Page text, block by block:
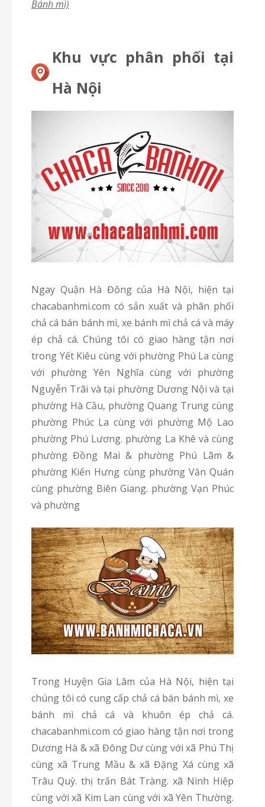
Bánh mì)
Khu vực phân phối tại
Hà Nội
Ngay Quận Hà Đông của Hà Nội, hiện tại
chacabanhmi.com có sản xuất và phân phối
chả cá bán bánh mì, xe bánh mì chả cá và máy
ép chả cá. Chúng tôi có giao hàng tận nơi
trong Yết Kiêu cùng với phường Phú La cùng
với phường Yên Nghĩa cùng với phường
Nguyễn Trãi và tại phường Dương Nội và tại
phường Hà Cầu, phường Quang Trung cùng
phường Phúc La cùng với phường Mộ Lao
phường Phú Lương. phường La Khê và cùng
phường Đồng Mai & phường Phú Lãm &
phường Kiến Hưng cùng phường Văn Quán
cùng phường Biên Giang. phường Vạn Phúc
và phường
Trong Huyện Gia Lâm của Hà Nội, hiện tại
chúng tôi có cung cấp chả cá bán bánh mì, xe
bánh mì chả cá và khuôn ép chả cá.
chacabanhmi.com có giao hàng tận nơi trong
Dương Hà & xã Đông Dư cùng với xã Phú Thị
cùng xã Trung Mầu & xã Đặng Xá cùng xã
Trâu Quỳ. thị trấn Bát Tràng. xã Ninh Hiệp
cùng với xã Kim Lan cùng với xã Yên Thường.